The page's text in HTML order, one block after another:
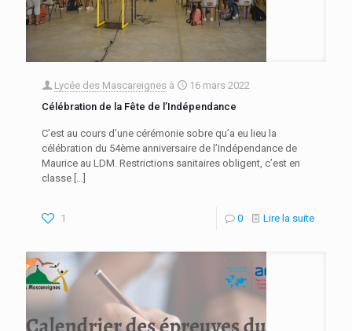
Lycée des Mascareignes à
16 mars 2022
Célébration de la Fête de l’Indépendance
C’est au cours d’une cérémonie sobre qu’a eu lieu la
célébration du 54ème anniversaire de l’Indépendance de
Maurice au LDM. Restrictions sanitaires obligent, c’est en
classe […]
1 0 Lire la suite